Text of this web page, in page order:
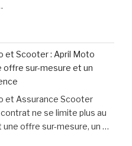
et Scooter : April Moto
offre sur-mesure et un
et Assurance Scooter
ne se limite plus au
offre sur-mesure, un …